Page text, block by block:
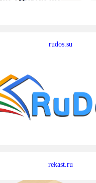
rudos.su
rekast.ru